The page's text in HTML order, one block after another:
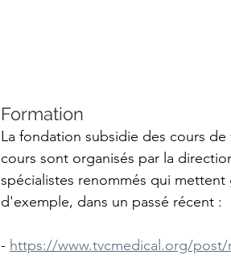
Formation
La fondation subsidie des cours
cours sont organisés par la
spécialistes renommés qui
d'exemple, dans un passé récent :
- https://www.tvcmedical.org/post/